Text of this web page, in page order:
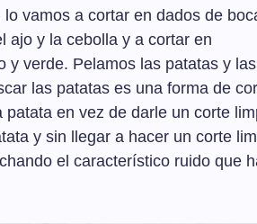
vamos a cortar en dados de
ajo y la cebolla y a cortar en
y verde. Pelamos las patatas y las
las patatas es una forma de
en vez de darle un corte
y sin llegar a hacer un corte
el característico ruido que